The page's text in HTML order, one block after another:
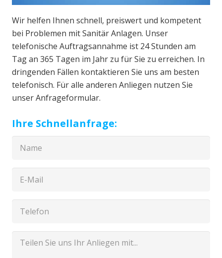
Wir helfen Ihnen schnell, preiswert und kompetent
bei Problemen mit Sanitär Anlagen. Unser
telefonische Auftragsannahme ist 24 Stunden am
Tag an 365 Tagen im Jahr zu für Sie zu erreichen. In
dringenden Fällen kontaktieren Sie uns am besten
telefonisch. Für alle anderen Anliegen nutzen Sie
unser Anfrageformular.
Ihre Schnellanfrage: